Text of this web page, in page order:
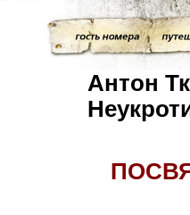
Антон